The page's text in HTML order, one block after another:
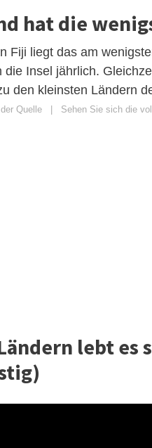
hat die
Fiji liegt das am
die Insel jährlich.
den kleinsten Ländern
Quelle Sehen Sie sich die
lebt es